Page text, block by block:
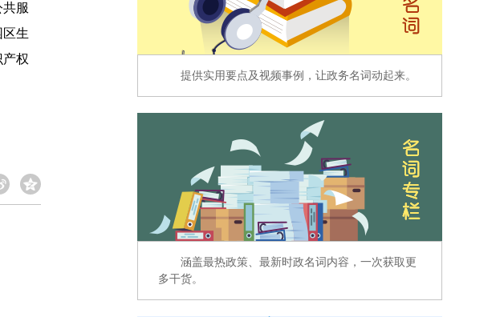
服
生
权
提供实用要点及视频事例，让政务名词动起来。
涵盖最热政策、最新时政名词内容，一次获取更
多干货。